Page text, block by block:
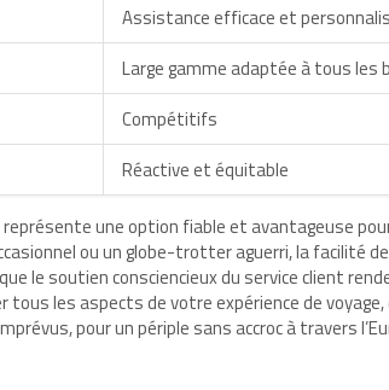
Assistance efficace et
Large gamme adaptée à tous les
Compétitifs
Réactive et équitable
une option fiable et avantageuse
ou un globe-trotter aguerri, la facilité
le soutien consciencieux du service client
tous les aspects de votre expérience de
pour un périple sans accroc à travers